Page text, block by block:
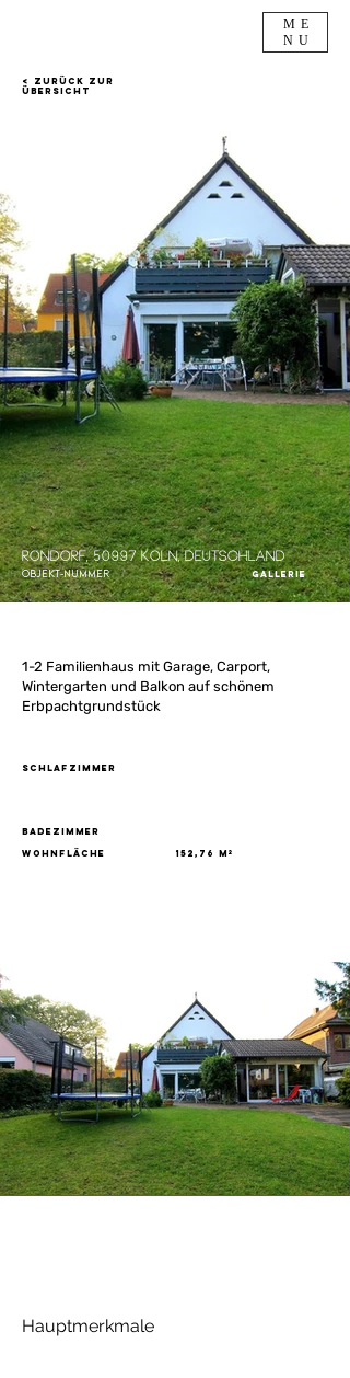
ME
NU
< Zurück zur
Übersicht
Objekt-Nummer
Rondorf, 50997 Köln, Deutschland
Gallerie
1-2 Familienhaus mit Garage, Carport,
Wintergarten und Balkon auf schönem
Erbpachtgrundstück
Schlafzimmer
Badezimmer
Wohnfläche
152,76 m²
Hauptmerkmale